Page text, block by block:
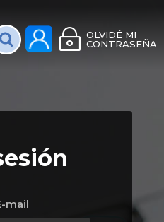
OLVIDÉ MI
CONTRASEÑA
mail